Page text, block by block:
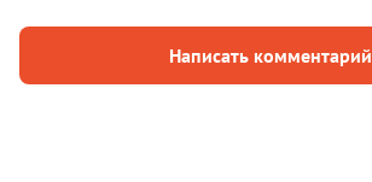
Написать комментарий